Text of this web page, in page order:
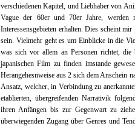
verschiedenen Kapitel, und Liebhaber von
Vague der 60er und 70er Jahre, werden
Interessensgebieten erhalten. Dies scheint
sein. Vielmehr geht es um Einblicke in die
was sich vor allem an Personen richtet, die
japanischen Film zu finden imstande
Herangehesnweise aus 2 sich dem Anschein
Ansatz, welcher, in Verbindung zu
etablierten, übergreifenden Narrativik
ihren Anfängen bis zur Gegenwart zu
überwiegenden Zugang über Genres und